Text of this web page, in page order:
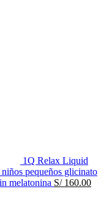
1Q Relax Liquid
pequeños glicinato
melatonina S/160.00